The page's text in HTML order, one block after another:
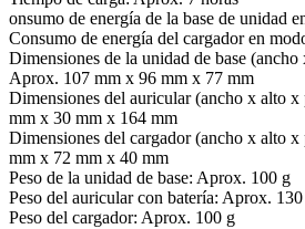
onsumo de energía de la base de unidad
Consumo de energía del cargador en
Dimensiones de la unidad de base
Aprox. 107 mm x 96 mm x 77 mm
Dimensiones del auricular (ancho x alto
mm x 30 mm x 164 mm
Dimensiones del cargador (ancho x alto
mm x 72 mm x 40 mm
Peso de la unidad de base: Aprox. 100 g
Peso del auricular con batería: Aprox.
Peso del cargador: Aprox. 100 g